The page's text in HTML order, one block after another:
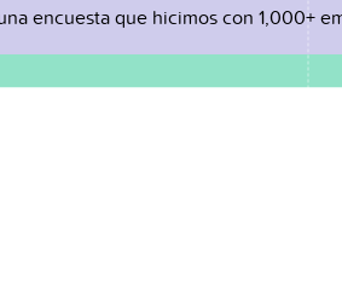
encuesta que hicimos con 1,000+